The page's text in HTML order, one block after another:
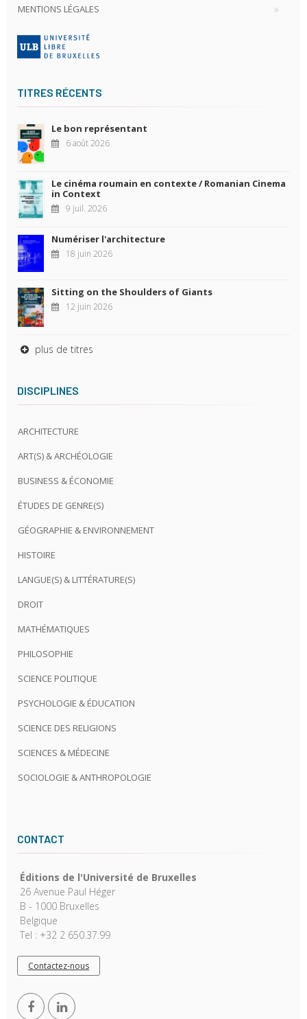
MENTIONS LÉGALES
TITRES RÉCENTS
Le bon représentant
6 août 2026
Le cinéma roumain en contexte / Romanian Cinema
in Context
9 juil. 2026
Numériser l'architecture
18 juin 2026
Sitting on the Shoulders of Giants
12 juin 2026
plus de titres
DISCIPLINES
ARCHITECTURE
ART(S) & ARCHÉOLOGIE
BUSINESS & ÉCONOMIE
ÉTUDES DE GENRE(S)
GÉOGRAPHIE & ENVIRONNEMENT
HISTOIRE
LANGUE(S) & LITTÉRATURE(S)
DROIT
MATHÉMATIQUES
PHILOSOPHIE
SCIENCE POLITIQUE
PSYCHOLOGIE & ÉDUCATION
SCIENCE DES RELIGIONS
SCIENCES & MÉDECINE
SOCIOLOGIE & ANTHROPOLOGIE
CONTACT
Éditions de l'Université de Bruxelles
26 Avenue Paul Héger
B - 1000 Bruxelles
Belgique
Tel : +32 2 650.37.99
Contactez-nous